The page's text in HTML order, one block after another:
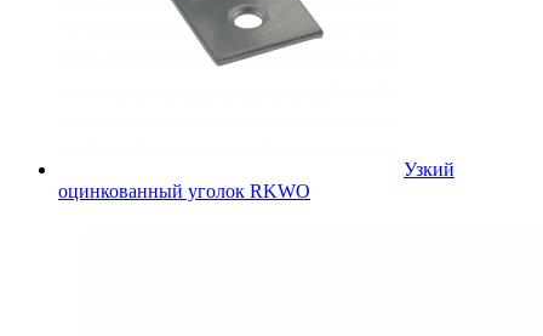
Узкий
оцинкованный уголок RKWO